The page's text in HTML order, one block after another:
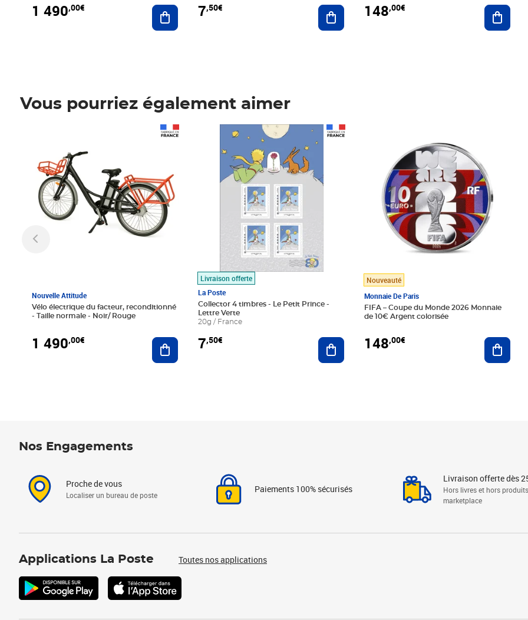
1 490,00€ Ajouter au panier
7,50€ Ajouter au panier
148,00€
Vous pourriez également aimer
Nouvelle Attitude
Vélo électrique du facteur, reconditionné
- Taille normale - Noir/ Rouge
1 490,00€ Ajouter au panier
Livraison offerte
La Poste
Collector 4 timbres - Le Petit Prince -
Lettre Verte
20g / France
7,50€
Prix 7,50€
Ajouter au panier
Nouveauté
Monnaie De Paris
FIFA – Coupe du Monde 2026 Monnaie
de 10€ Argent colorisée
148,00€
Nos Engagements
Proche de vous
Localiser un bureau de poste
Paiements 100% sécurisés
Livraison offerte dès
Hors livres et hors produits
marketplace
Applications La Poste Toutes nos applications